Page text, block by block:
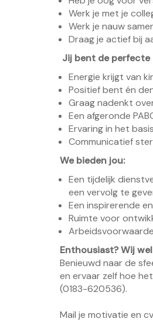
Werk je met je
Werk je nauw
Draag je actief bij
Jij bent de perfecte
Energie krijgt van
Positief bent én
Graag nadenkt
Een afgeronde
Ervaring in het
Communicatief
We bieden jou:
Een tijdelijk
een vervolg te
Een inspirerende
Ruimte voor
Enthousiast? Wij
Benieuwd naar de
en ervaar zelf hoe
(0183-620536).
Mail je motivatie en